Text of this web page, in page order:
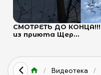
СМОТРЕТЬ ДО
из приюта Щер...
/ Видеотека /